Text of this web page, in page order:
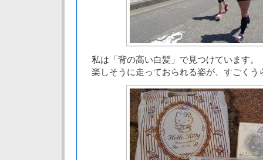
私は「背の高い白髪」で見つけています。
楽しそうに走っておられる姿が、すごくう